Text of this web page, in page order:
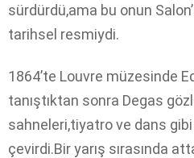
sürdürdü,ama bu onun
tarihsel resmiydi.
1864’te Louvre müzesinde
tanıştıktan sonra Degas
sahneleri,tiyatro ve dans
çevirdi.Bir yarış sırasında